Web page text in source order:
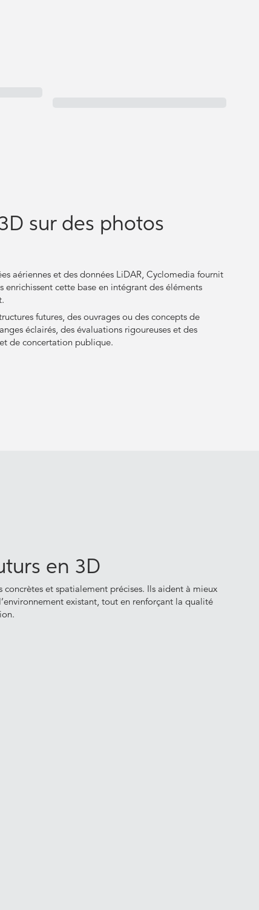
sur des photos
aériennes et des données LiDAR, Cyclomedia fournit
cette base en intégrant des éléments
futures, des ouvrages ou des concepts de
éclairés, des évaluations rigoureuses et des
de concertation publique.
en 3D
et spatialement précises. Ils aident à mieux
existant, tout en renforçant la qualité